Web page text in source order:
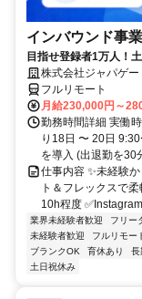
インバウンド事
目指せ登録者1万人！
株式会社ジャパゲー
フルリモート
月給230,000円～
勤務時間詳細 実働
り18日 〜 20日
を導入 (出退勤を30
仕事内容 ✨未経験
ト＆フレックスで
10h程度
業界未経験者歓迎 フリー
未経験者歓迎
フルリモー
ブランクOK
育休あり 長
土日祝休み